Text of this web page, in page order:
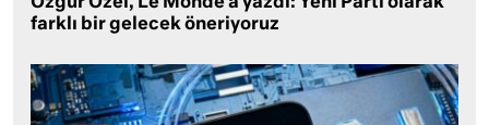
Özgür Özel, Le Monde’a yazdı: Yeni Parti olarak
farklı bir gelecek öneriyoruz